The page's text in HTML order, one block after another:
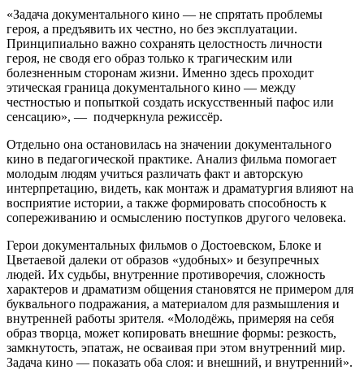
«Задача документального кино — не спрятать проблемы
героя, а предъявить их честно, но без эксплуатации.
Принципиально важно сохранять целостность личности
героя, не сводя его образ только к трагическим или
болезненным сторонам жизни. Именно здесь проходит
этическая граница документального кино — между
честностью и попыткой создать искусственный пафос или
сенсацию», — подчеркнула режиссёр.
Отдельно она остановилась на значении документального
кино в педагогической практике. Анализ фильма помогает
молодым людям учиться различать факт и авторскую
интерпретацию, видеть, как монтаж и драматургия влияют на
восприятие истории, а также формировать способность к
сопереживанию и осмыслению поступков другого человека.
Герои документальных фильмов о Достоевском, Блоке и
Цветаевой далеки от образов «удобных» и безупречных
людей. Их судьбы, внутренние противоречия, сложность
характеров и драматизм общения становятся не примером для
буквального подражания, а материалом для размышления и
внутренней работы зрителя. «Молодёжь, примеряя на себя
образ творца, может копировать внешние формы: резкость,
замкнутость, эпатаж, не осваивая при этом внутренний мир.
Задача кино — показать оба слоя: и внешний, и внутренний».